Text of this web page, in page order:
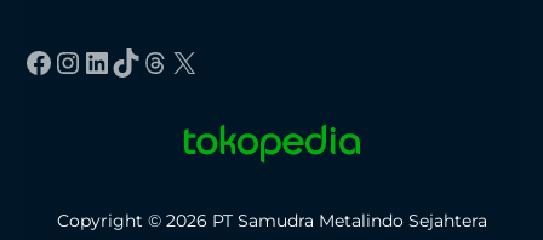
Facebook
Instagram
LinkedIn
TikTok
Threads
X
Copyright © 2026 PT Samudra Metalindo Sejahtera